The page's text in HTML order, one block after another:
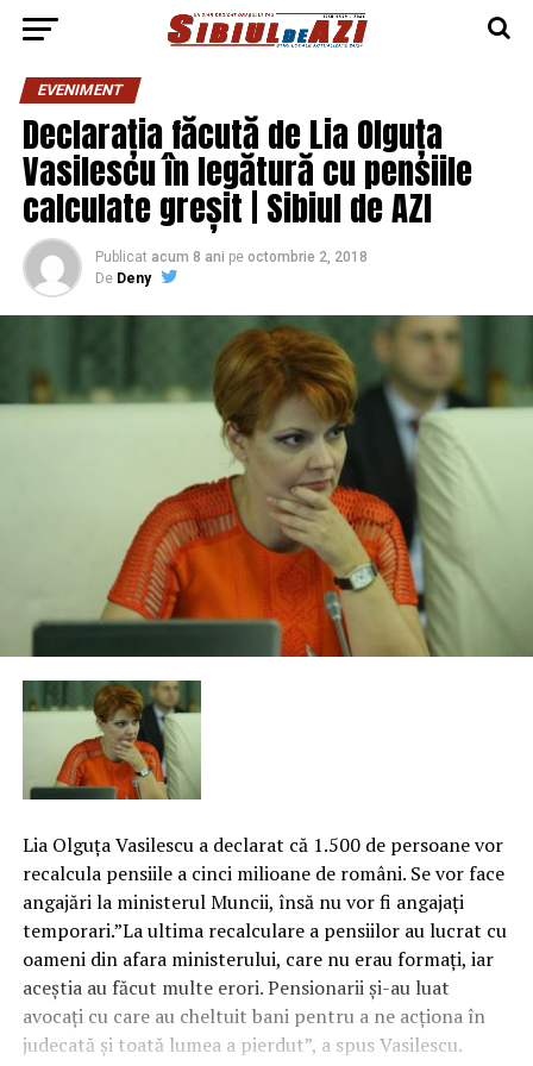
EVENIMENT
Declarația făcută de Lia Olguța
Vasilescu în legătură cu pensiile
calculate greșit | Sibiul de AZI
Publicat acum 8 ani pe octombrie 2, 2018
De Deny
Lia Olguţa Vasilescu a declarat că 1.500 de persoane vor
recalcula pensiile a cinci milioane de români. Se vor face
angajări la ministerul Muncii, însă nu vor fi angajaţi
temporari.”La ultima recalculare a pensiilor au lucrat cu
oameni din afara ministerului, care nu erau formaţi, iar
aceştia au făcut multe erori. Pensionarii şi-au luat
avocaţi cu care au cheltuit bani pentru a ne acţiona în
judecată şi toată lumea a pierdut”, a spus Vasilescu.